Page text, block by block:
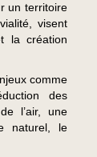
un territoire
visent
la création
comme
des
l’air, une
naturel, le